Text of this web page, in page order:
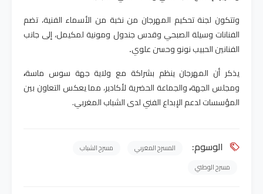
وتتكون لجنة تحكيم المهرجان من نخبة من الأسماء الفنية، تضم
الفنانات وسيلة الصبحي وقدس جندول ومونية لمكيمل، إلى جانب
الفنانينالحبيب نونووحسن علوي.
يذكر أن المهرجان ينظم بشراكة مع ولاية جهة سوس ماسة،
ومجلس الجهة،والجماعة الحضرية لأكادير، مما يعكس التعاون بين
المؤسسات لدعم الإبداع الفني لدى الشباب المغربي.
الوسوم: المسرح المغربي
مسرح الشباب
مسرح الوطني